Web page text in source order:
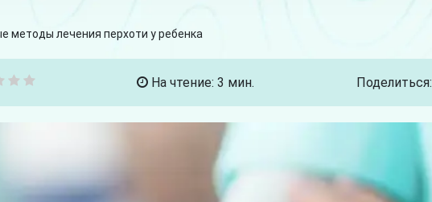
методы лечения перхоти у ребенка
На чтение: 3 мин. Поделиться: